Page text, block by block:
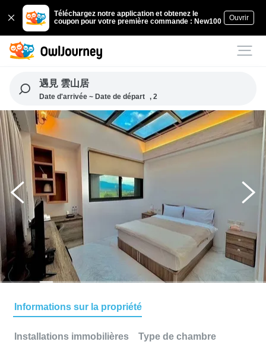
Téléchargez notre application et obtenez le
coupon pour votre première commande : New100
Ouvrir
遇見 雲山居
Date d'arrivée ~ Date de départ , 2
Informations sur la propriété
Installations immobilières Type de chambre